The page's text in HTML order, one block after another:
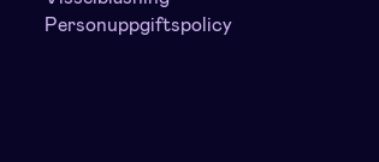
Personuppgiftspolicy